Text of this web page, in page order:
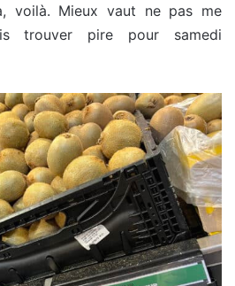
voilà. Mieux vaut ne pas me
trouver pire pour samedi